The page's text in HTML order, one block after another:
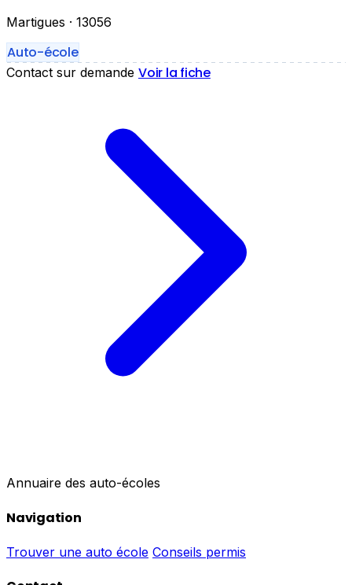
Martigues · 13056
Auto-école
Contact sur demande Voir la fiche
Annuaire des auto-écoles
Navigation
Trouver une auto école Conseils permis